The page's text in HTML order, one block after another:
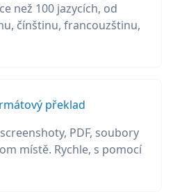
než 100 jazycích, od
čínštinu, francouzštinu,
překlad
PDF, soubory
místě. Rychle, s pomocí